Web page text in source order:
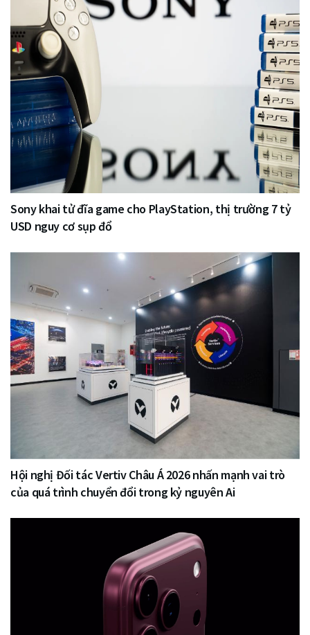
Sony khai tử đĩa game cho PlayStation, thị trường 7 tỷ
USD nguy cơ sụp đổ
Hội nghị Đối tác Vertiv Châu Á 2026 nhấn mạnh vai trò
của quá trình chuyển đổi trong kỷ nguyên Ai